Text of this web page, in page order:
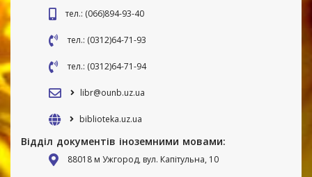
тел.: (066)894-93-40
тел.: (0312)64-71-93
тел.: (0312)64-71-94
libr@ounb.uz.ua
biblioteka.uz.ua
Відділ документів іноземними мовами:
88018 м Ужгород, вул. Капітульна, 10